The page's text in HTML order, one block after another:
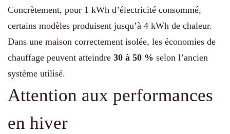
Concrètement, pour 1 kWh d’électricité consommé,
certains modèles produisent jusqu’à 4 kWh de chaleur.
Dans une maison correctement isolée, les économies de
chauffage peuvent atteindre 30 à 50 % selon l’ancien
système utilisé.
Attention aux performances
en hiver